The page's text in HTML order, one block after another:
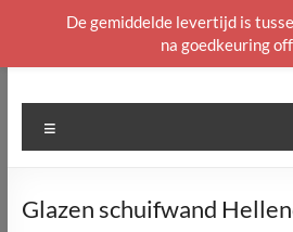
naar
Glazen schuifwand
De gemiddelde levertijd is
na goedkeuring